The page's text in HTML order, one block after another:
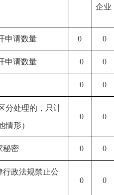
企业
申请数量 0 0
申请数量 0 0
0 0
分处理的，只计
情形）
0 0
秘密 0 0
行政法规禁止公
0 0